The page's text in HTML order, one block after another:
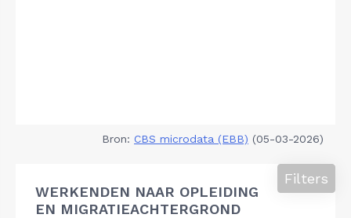
Bron: CBS microdata (EBB) (05-03-2026)
WERKENDEN NAAR OPLEIDING
EN MIGRATIEACHTERGROND
Filters